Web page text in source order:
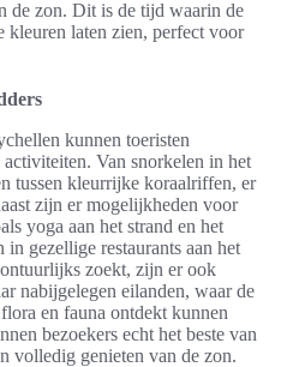
de zon. Dit is de tijd waarin de
kleuren laten zien, perfect voor
kunnen toeristen
activiteiten. Van snorkelen in het
tussen kleurrijke koraalriffen, er
zijn er mogelijkheden voor
yoga aan het strand en het
gezellige restaurants aan het
zoekt, zijn er ook
nabijgelegen eilanden, waar de
en fauna ontdekt kunnen
bezoekers echt het beste van
volledig genieten van de zon.